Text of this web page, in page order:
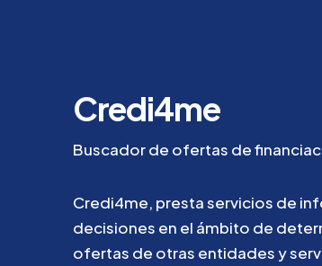
Credi4me
Buscadorde ofertas de
Credi4me, prestaservicios de
decisiones en el ámbito de
ofertas de otras entidadesy